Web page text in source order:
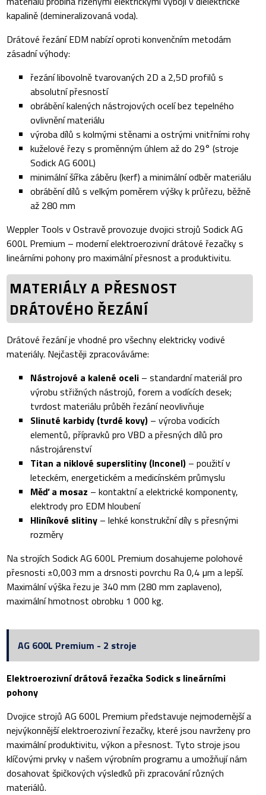
kapalině (demineralizovaná voda).
Drátové řezání EDM nabízí oproti konvenčním metodám
zásadní výhody:
řezání libovolně tvarovaných 2D a 2,5D profilů s
absolutní přesností
obrábění kalených nástrojových ocelí bez tepelného
ovlivnění materiálu
výroba dílů s kolmými stěnami a ostrými vnitřními rohy
kuželové řezy s proměnným úhlem až do 29° (stroje
Sodick AG 600L)
minimální šířka záběru (kerf) a minimální odběr materiálu
obrábění dílů s velkým poměrem výšky k průřezu, běžně
až 280 mm
Weppler Tools v Ostravě provozuje dvojici strojů Sodick AG
600L Premium – moderní elektroerozivní drátové řezačky s
lineárními pohony pro maximální přesnost a produktivitu.
MATERIÁLY A PŘESNOST
DRÁTOVÉHO ŘEZÁNÍ
Drátové řezání je vhodné pro všechny elektricky vodivé
materiály. Nejčastěji zpracováváme:
Nástrojové a kalené oceli – standardní materiál pro
výrobu střižných nástrojů, forem a vodících desek;
tvrdost materiálu průběh řezání neovlivňuje
Slinuté karbidy (tvrdé kovy) – výroba vodicích
elementů, přípravků pro VBD a přesných dílů pro
nástrojárenství
Titan a niklové superslitiny (Inconel) – použití v
leteckém, energetickém a medicínském průmyslu
Měď a mosaz – kontaktní a elektrické komponenty,
elektrody pro EDM hloubení
Hliníkové slitiny – lehké konstrukční díly s přesnými
rozměry
Na strojích Sodick AG 600L Premium dosahujeme polohové
přesnosti ±0,003 mm a drsnosti povrchu Ra 0,4 µm a lepší.
Maximální výška řezu je 340 mm (280 mm zaplaveno),
maximální hmotnost obrobku 1 000 kg.
AG 600L Premium - 2 stroje
Elektroerozivní drátová řezačka Sodick s lineárními
pohony
Dvojice strojů AG 600L Premium představuje nejmodernější a
nejvýkonnější elektroerozivní řezačky, které jsou navrženy pro
maximální produktivitu, výkon a přesnost. Tyto stroje jsou
klíčovými prvky v našem výrobním programu a umožňují nám
dosahovat špičkových výsledků při zpracování různých
materiálů.